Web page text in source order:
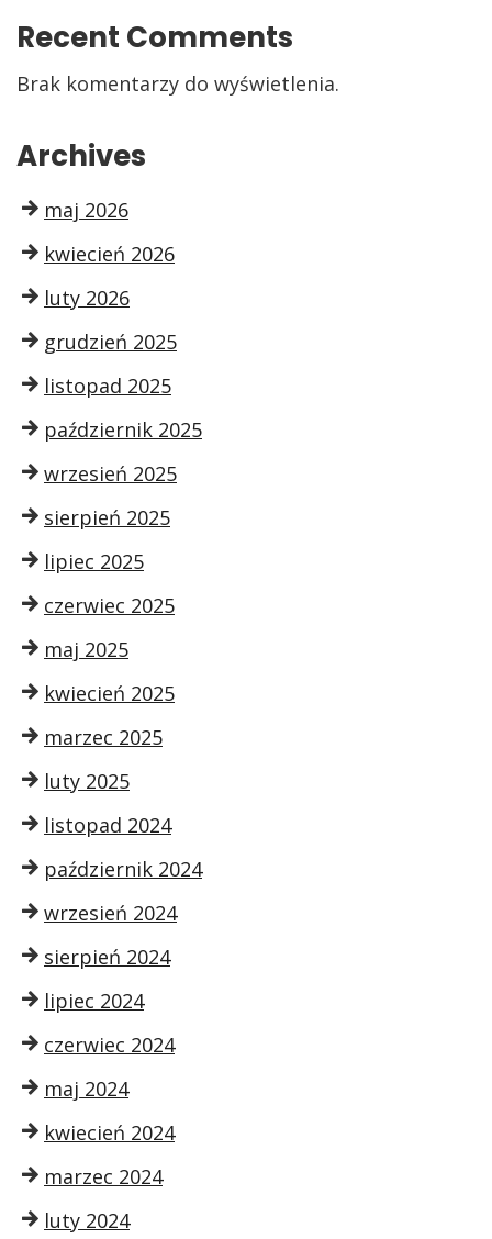
Recent Comments
Brak komentarzy do wyświetlenia.
Archives
maj 2026
kwiecień 2026
luty 2026
grudzień 2025
listopad 2025
październik 2025
wrzesień 2025
sierpień 2025
lipiec 2025
czerwiec 2025
maj 2025
kwiecień 2025
marzec 2025
luty 2025
listopad 2024
październik 2024
wrzesień 2024
sierpień 2024
lipiec 2024
czerwiec 2024
maj 2024
kwiecień 2024
marzec 2024
luty 2024